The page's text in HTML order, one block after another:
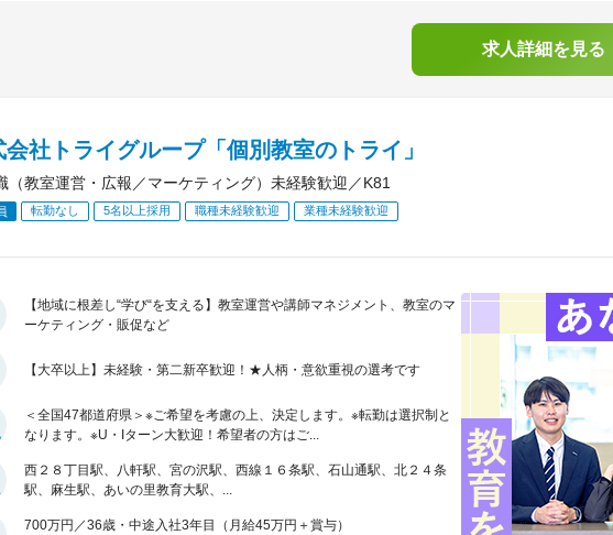
求人詳細を見る
会社トライグループ「個別教室のトライ」
（教室運営・広報／マーケティング）未経験歓迎／K81
転勤なし 5名以上採用 職種未経験歓迎 業種未経験歓迎
【地域に根差し“学び“を支える】教室運営や講師マネジメント、教室のマ
ーケティング・販促など
【大卒以上】未経験・第二新卒歓迎！★人柄・意欲重視の選考です
＜全国47都道府県＞※ご希望を考慮の上、決定します。※転勤は選択制と
なります。※U・Iターン大歓迎！希望者の方はご...
西２８丁目駅、八軒駅、宮の沢駅、西線１６条駅、石山通駅、北２４条
駅、麻生駅、あいの里教育大駅、...
700万円／36歳・中途入社3年目（月給45万円＋賞与）